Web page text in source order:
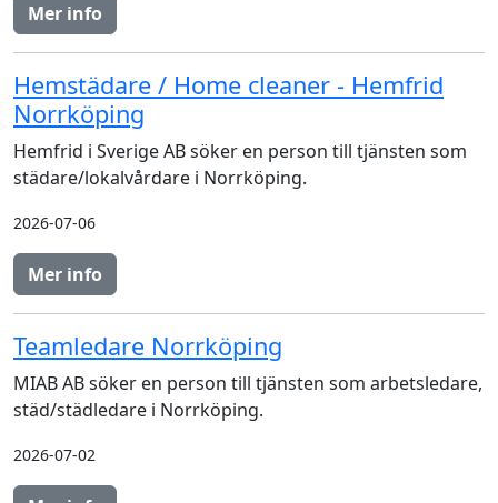
Mer info
Hemstädare / Home cleaner - Hemfrid
Norrköping
Hemfrid i Sverige AB söker en person till tjänsten som
städare/lokalvårdare i Norrköping.
2026-07-06
Mer info
Teamledare Norrköping
MIAB AB söker en person till tjänsten som arbetsledare,
städ/städledare i Norrköping.
2026-07-02